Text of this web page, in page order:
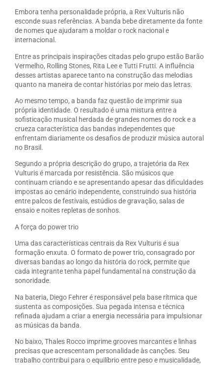
Embora tenha personalidade própria, a Rex Vulturis não
esconde suas referências. A banda bebe diretamente da fonte
de nomes que ajudaram a moldar o rock nacional e
internacional.
Entre as principais inspirações citadas pelo grupo estão Barão
Vermelho, Rolling Stones, Rita Lee e Tutti Frutti. A influência
desses artistas aparece tanto na construção das melodias
quanto na maneira de contar histórias por meio das letras.
Ao mesmo tempo, a banda faz questão de imprimir sua
própria identidade. O resultado é uma mistura entre a
sofisticação musical herdada de grandes nomes do rock e a
crueza característica das bandas independentes que
enfrentam diariamente os desafios de produzir música autoral
no Brasil.
Segundo a própria descrição do grupo, a trajetória da Rex
Vulturis é marcada por resistência. São músicos que
continuam criando e se apresentando apesar das dificuldades
impostas ao cenário independente, construindo sua história
entre palcos de festivais, estúdios de gravação, salas de
ensaio e noites repletas de sonhos.
A força do power trio
Uma das características centrais da Rex Vulturis é sua
formação enxuta. O formato de power trio, consagrado por
diversas bandas ao longo da história do rock, permite que
cada integrante tenha papel fundamental na construção da
sonoridade.
Na bateria, Diego Fehrer é responsável pela base rítmica que
sustenta as composições. Sua pegada intensa e técnica
refinada ajudam a criar a energia necessária para impulsionar
as músicas da banda.
No baixo, Thales Rocco imprime grooves marcantes e linhas
precisas que acrescentam personalidade às canções. Seu
trabalho contribui para o equilíbrio entre peso e musicalidade,